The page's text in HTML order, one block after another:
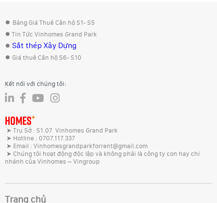
● Bảng Giá Thuê Căn hộ S1- S5
● Tin Tức Vinhomes Grand Park
● Sắt thép Xây Dựng
● Giá thuê Căn hộ S6- S10
Kết nối với chúng tôi:
HOMES+
➤ Trụ Sở : S1.07 Vinhomes Grand Park
➤ Hotline : 0707.117.337
➤ Email : Vinhomesgrandparkforrent@gmail.com
➤ Chúng tôi hoạt động độc lập và không phải là công ty con hay chi
nhánh của Vinhomes – Vingroup
Trang chủ